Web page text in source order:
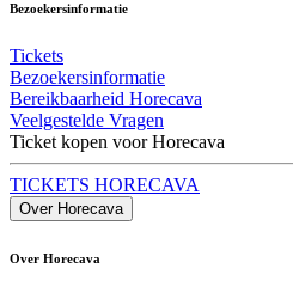
Bezoekersinformatie
Tickets
Bezoekersinformatie
Bereikbaarheid Horecava
Veelgestelde Vragen
Ticket kopen voor Horecava
TICKETS HORECAVA
Over Horecava
Over Horecava